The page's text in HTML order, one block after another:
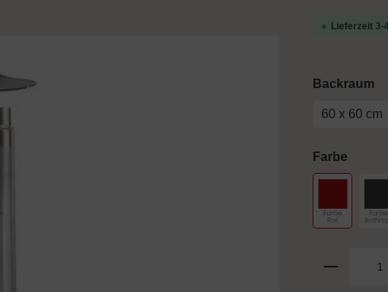
Lieferzeit 3-
Backraum
60 x 60 cm
Farbe
Farbe Rot